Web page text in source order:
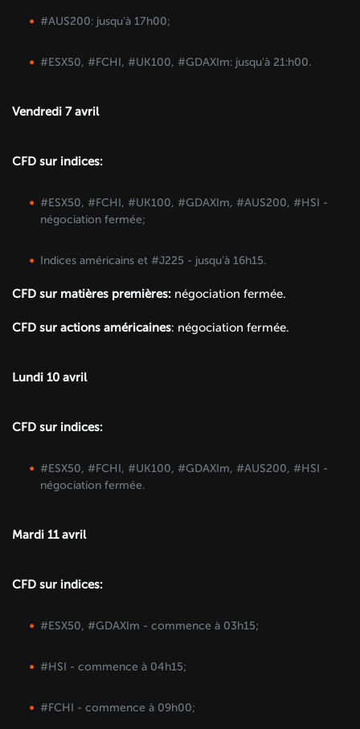
#AUS200: jusqu'à 17h00;
#ESX50, #FCHI, #UK100, #GDAXIm: jusqu'à 21:h00.
Vendredi 7 avril
CFD sur indices:
#ESX50, #FCHI, #UK100, #GDAXIm, #AUS200, #HSI -
négociation fermée;
Indices américains et #J225 - jusqu'à 16h15.
CFD sur matières premières: négociation fermée.
CFD sur actions américaines: négociation fermée.
Lundi 10 avril
CFD sur indices:
#ESX50, #FCHI, #UK100, #GDAXIm, #AUS200, #HSI -
négociation fermée.
Mardi 11 avril
CFD sur indices:
#ESX50, #GDAXIm - commence à 03h15;
#HSI - commence à 04h15;
#FCHI - commence à 09h00;